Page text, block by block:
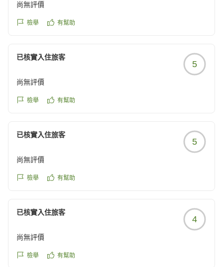
尚無評價
檢舉 有幫助
已核實入住旅客
5
尚無評價
檢舉 有幫助
已核實入住旅客
5
尚無評價
檢舉 有幫助
已核實入住旅客
4
尚無評價
檢舉 有幫助